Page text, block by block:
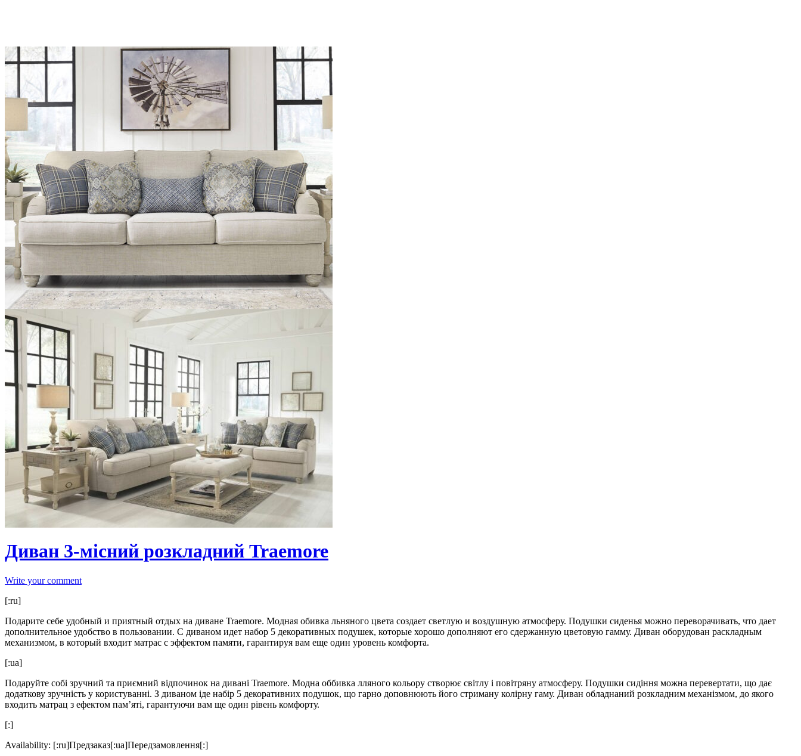
Диван 3-мiсний розкладний Traemore
Write your comment
[:ru]
Подарите себе удобный и приятный отдых на диване Traemore. Модная обивка льняного цвета создает светлую и воздушную атмосферу. Подушки сиденья можно переворачивать, что дает
дополнительное удобство в пользовании. С диваном идет набор 5 декоративных подушек, которые хорошо дополняют его сдержанную цветовую гамму. Диван оборудован раскладным
механизмом, в который входит матрас с эффектом памяти, гарантируя вам еще один уровень комфорта.
[:ua]
Подаруйте собі зручний та приємний відпочинок на дивані Traemore. Модна оббивка лляного кольору створює світлу і повітряну атмосферу. Подушки сидіння можна перевертати, що дає
додаткову зручність у користуванні. З диваном іде набір 5 декоративних подушок, що гарно доповнюють його стриману колірну гаму. Диван обладнаний розкладним механізмом, до якого
входить матрац з ефектом пам’яті, гарантуючи вам ще один рівень комфорту.
[:]
Availability: [:ru]Предзаказ[:ua]Передзамовлення[:]